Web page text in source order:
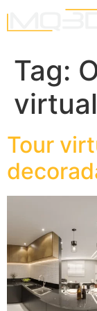
Tag:
Tour